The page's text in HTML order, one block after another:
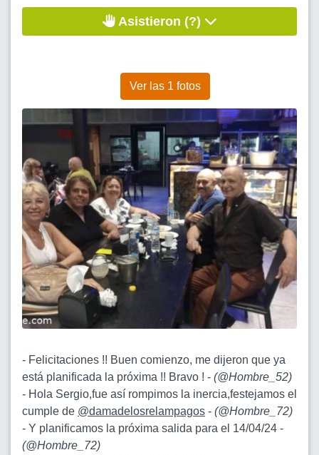
Asistieron (?)
Ver las 1 fotos
- Felicitaciones !! Buen comienzo, me dijeron que ya
está planificada la próxima !! Bravo ! - (@Hombre_52)
- Hola Sergio,fue así rompimos la inercia,festejamos el
cumple de @damadelosrelampagos - (@Hombre_72)
- Y planificamos la próxima salida para el 14/04/24 -
(@Hombre_72)